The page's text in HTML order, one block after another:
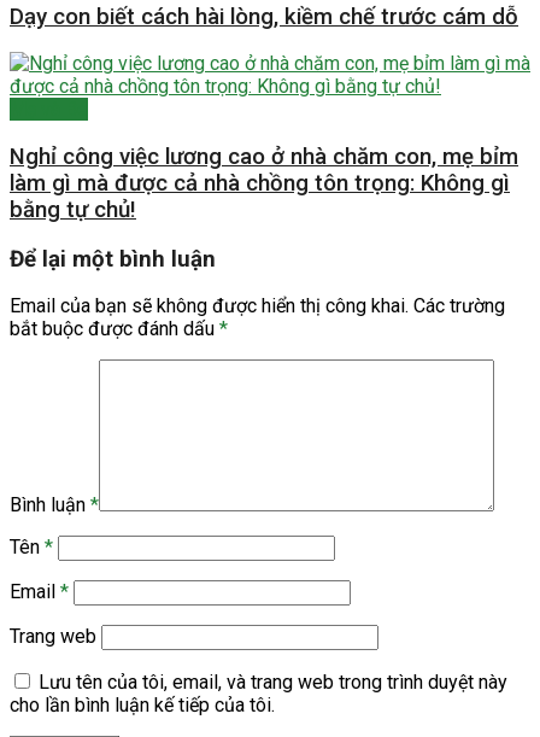
Dạy con biết cách hài lòng, kiềm chế trước cám dỗ
Nghỉ công việc lương cao ở nhà chăm con, mẹ bỉm
làm gì mà được cả nhà chồng tôn trọng: Không gì
bằng tự chủ!
Để lại một bình luận
Email của bạn sẽ không được hiển thị công khai. Các trường
bắt buộc được đánh dấu *
Bình luận *
Tên *
Email *
Trang web
Lưu tên của tôi, email, và trang web trong trình duyệt này
cho lần bình luận kế tiếp của tôi.